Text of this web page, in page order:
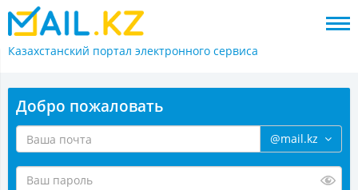
Казахстанский портал электронного сервиса
Добро пожаловать
@mail.kz